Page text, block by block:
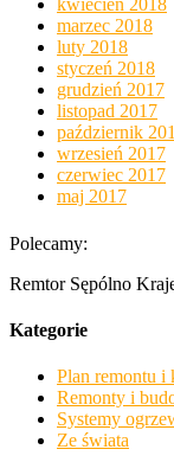
kwiecień 2018
marzec 2018
luty 2018
styczeń 2018
grudzień 2017
listopad 2017
październik
wrzesień 2017
czerwiec 2017
maj 2017
Polecamy:
Remtor Sępólno
Kategorie
Plan remontu i
Remonty i
Systemy
Ze świata